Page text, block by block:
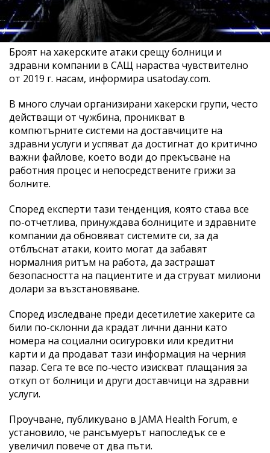
Броят на хакерските атаки срещу болници и
здравни компании в САЩ нараства чувствително
от 2019 г. насам, информира usatoday.com.
В много случаи организирани хакерски групи, често
действащи от чужбина, проникват в
компютърните системи на доставчиците на
здравни услуги и успяват да достигнат до критично
важни файлове, което води до прекъсване на
работния процес и непосредствените грижи за
болните.
Според експерти тази тенденция, която става все
по-отчетлива, принуждава болниците и здравните
компании да обновяват системите си, за да
отблъснат атаки, които могат да забавят
нормалния ритъм на работа, да застрашат
безопасността на пациентите и да струват милиони
долари за възстановяване.
Според изследване преди десетилетие хакерите са
били по-склонни да крадат лични данни като
номера на социални осигуровки или кредитни
карти и да продават тази информация на черния
пазар. Сега те все по-често изискват плащания за
откуп от болници и други доставчици на здравни
услуги.
Проучване, публикувано в JAMA Health Forum, е
установило, че рансъмуерът напоследък се е
увеличил повече от два пъти.